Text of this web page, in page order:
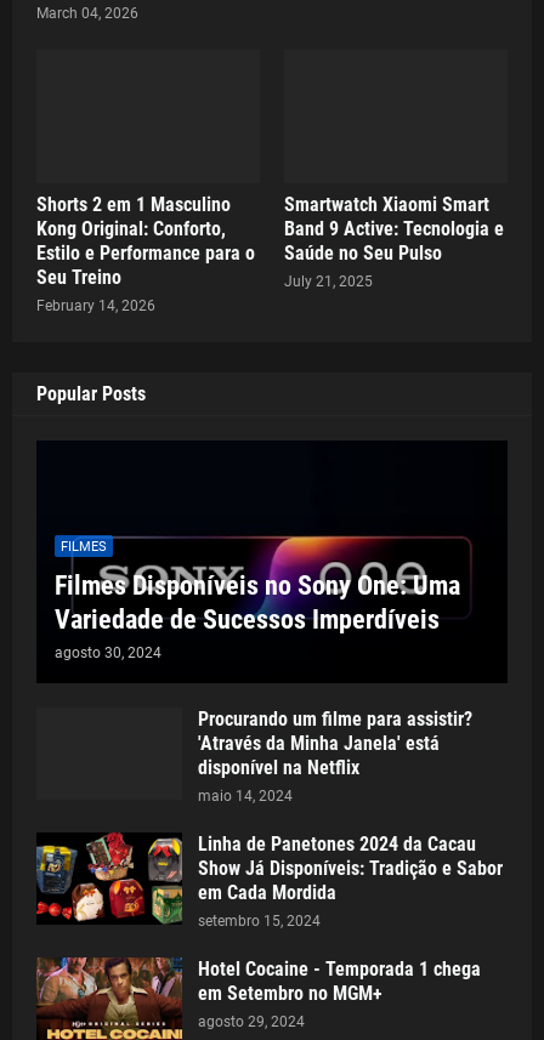
March 04, 2026
Shorts 2 em 1 Masculino
Kong Original: Conforto,
Estilo e Performance para o
Seu Treino
February 14, 2026
Smartwatch Xiaomi Smart
Band 9 Active: Tecnologia e
Saúde no Seu Pulso
July 21, 2025
Popular Posts
FILMES
Filmes Disponíveis no Sony One: Uma
Variedade de Sucessos Imperdíveis
agosto 30, 2024
Procurando um filme para assistir?
'Através da Minha Janela' está
disponível na Netflix
maio 14, 2024
Linha de Panetones 2024 da Cacau
Show Já Disponíveis: Tradição e Sabor
em Cada Mordida
setembro 15, 2024
Hotel Cocaine - Temporada 1 chega
em Setembro no MGM+
agosto 29, 2024